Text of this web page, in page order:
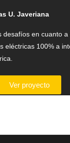
U. Javeriana
desafíos en cuanto
eléctricas 100% a
Ver proyecto